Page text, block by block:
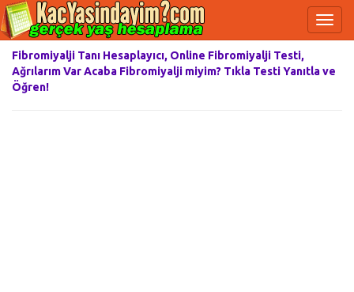
Fibromiyalji Tanı Hesaplayıcı, Online Fibromiyalji Testi,
Ağrılarım Var Acaba Fibromiyalji miyim? Tıkla Testi Yanıtla ve
Öğren!